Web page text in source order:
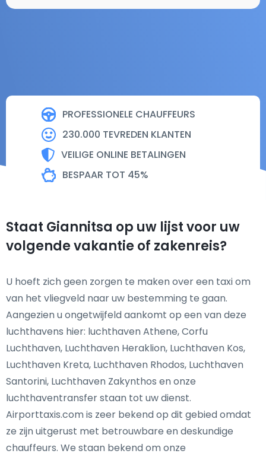
PROFESSIONELE CHAUFFEURS
230.000 TEVREDEN KLANTEN
VEILIGE ONLINE BETALINGEN
BESPAAR TOT 45%
Staat Giannitsa op uw lijst voor uw
volgende vakantie of zakenreis?
U hoeft zich geen zorgen te maken over een taxi om
van het vliegveld naar uw bestemming te gaan.
Aangezien u ongetwijfeld aankomt op een van deze
luchthavens hier: luchthaven Athene, Corfu
Luchthaven, Luchthaven Heraklion, Luchthaven Kos,
Luchthaven Kreta, Luchthaven Rhodos, Luchthaven
Santorini, Luchthaven Zakynthos en onze
luchthaventransfer staan tot uw dienst.
Airporttaxis.com is zeer bekend op dit gebied omdat
ze zijn uitgerust met betrouwbare en deskundige
chauffeurs. We staan bekend om onze